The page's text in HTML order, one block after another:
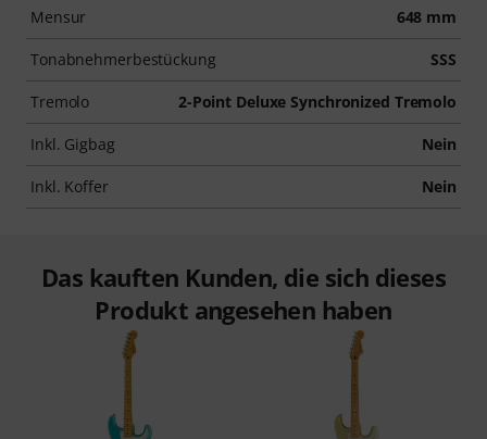
Mensur 648 mm
Tonabnehmerbestückung SSS
Tremolo 2-Point Deluxe Synchronized Tremolo
Inkl. Gigbag Nein
Inkl. Koffer Nein
Das kauften Kunden, die sich dieses
Produkt angesehen haben